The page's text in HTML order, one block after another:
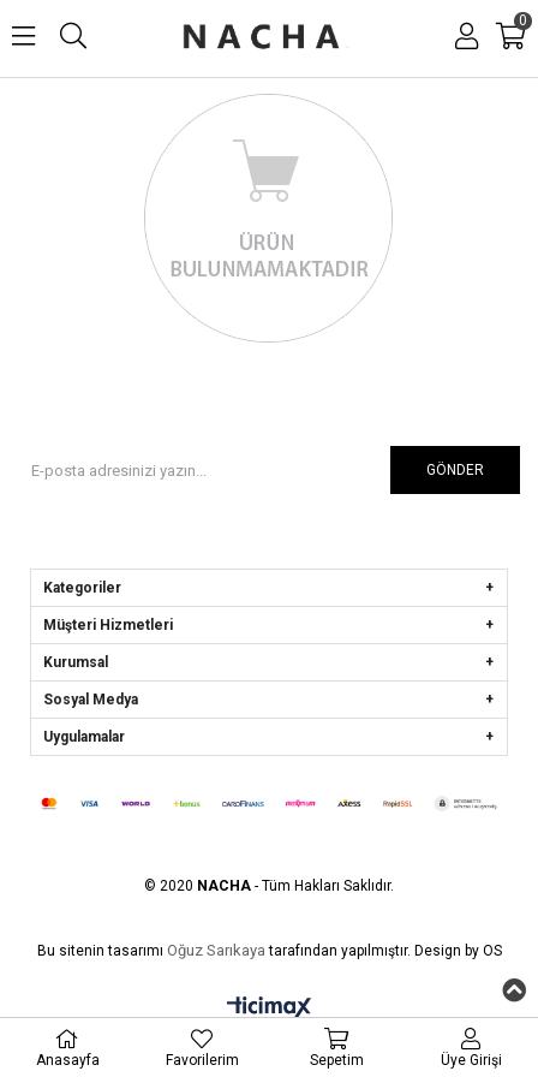
0
GÖNDER
Kategoriler
Müşteri Hizmetleri
Kurumsal
Sosyal Medya
Uygulamalar
© 2020 NACHA - Tüm Hakları Saklıdır.
Bu sitenin tasarımı Oğuz Sarıkaya tarafından yapılmıştır. Design by OS
Anasayfa Favorilerim Sepetim Üye Girişi